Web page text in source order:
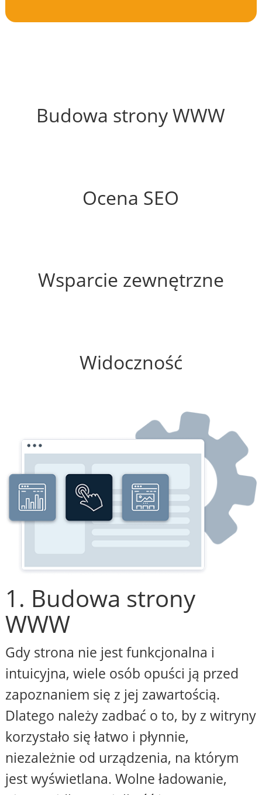
Budowa strony WWW
Ocena SEO
Wsparcie zewnętrzne
Widoczność
1. Budowa strony
WWW
Gdy strona nie jest funkcjonalna i
intuicyjna, wiele osób opuści ją przed
zapoznaniem się z jej zawartością.
Dlatego należy zadbać o to, by z witryny
korzystało się łatwo i płynnie,
niezależnie od urządzenia, na którym
jest wyświetlana. Wolne ładowanie,